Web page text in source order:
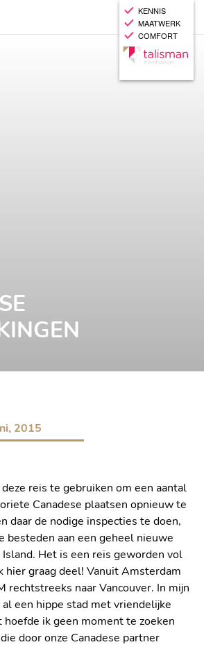
KENNIS
MAATWERK
COMFORT
2015
reis te gebruiken om een aantal
Canadese plaatsen opnieuw te
daar de nodige inspecties te doen,
besteden aan een geheel nieuwe
Het is een reis geworden vol
hier graag deel! Vanuit Amsterdam
rechtstreeks naar Vancouver. In mijn
een hippe stad met vriendelijke
hoefde ik geen moment te zoeken
door onze Canadese partner